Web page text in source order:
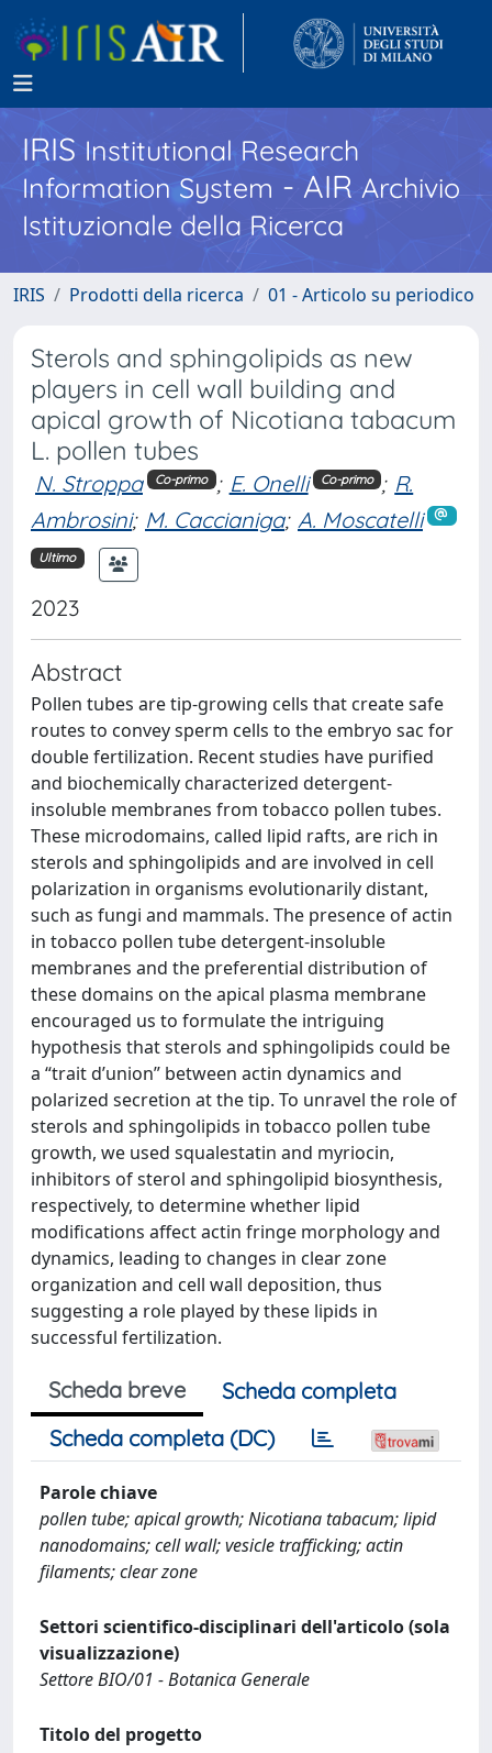
IRISInstitutional Research
Information System - AIR Archivio
Istituzionale della Ricerca
IRIS Prodotti della ricerca 01 - Articolo su periodico
Sterols and sphingolipids as new
players in cell wall building and
apical growth of Nicotiana tabacum
L. pollen tubes
N. Stroppa Co-primo ; E. Onelli Co-primo ; R.
Ambrosini; M. Caccianiga; A. Moscatelli
Ultimo
2023
Abstract
Pollen tubes are tip-growing cells that create safe
routes to convey sperm cells to the embryo sac for
double fertilization. Recent studies have purified
and biochemically characterized detergent-
insoluble membranes from tobacco pollen tubes.
These microdomains, called lipid rafts, are rich in
sterols and sphingolipids and are involved in cell
polarization in organisms evolutionarily distant,
such as fungi and mammals. The presence of actin
in tobacco pollen tube detergent-insoluble
membranes and the preferential distribution of
these domains on the apical plasma membrane
encouraged us to formulate the intriguing
hypothesis that sterols and sphingolipids could be
a “trait d’union” between actin dynamics and
polarized secretion at the tip. To unravel the role of
sterols and sphingolipids in tobacco pollen tube
growth, we used squalestatin and myriocin,
inhibitors of sterol and sphingolipid biosynthesis,
respectively, to determine whether lipid
modifications affect actin fringe morphology and
dynamics, leading to changes in clear zone
organization and cell wall deposition, thus
suggesting a role played by these lipids in
successful fertilization.
Scheda breve
Scheda completa
Scheda completa (DC)
Parole chiave
pollen tube; apical growth; Nicotiana tabacum; lipid
nanodomains; cell wall; vesicle trafficking; actin
filaments; clear zone
Settori scientifico-disciplinari dell'articolo (sola
visualizzazione)
Settore BIO/01 - Botanica Generale
Titolo del progetto